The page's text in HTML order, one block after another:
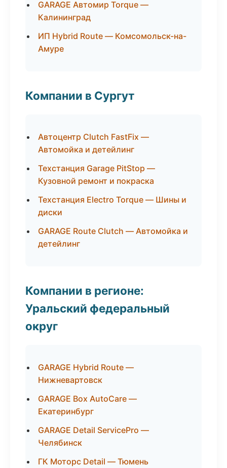
GARAGE Автомир Torque —
Калининград
ИП Hybrid Route — Комсомольск-на-
Амуре
Компании в Сургут
Автоцентр Clutch FastFix —
Автомойка и детейлинг
Техстанция Garage PitStop —
Кузовной ремонт и покраска
Техстанция Electro Torque — Шины и
диски
GARAGE Route Clutch — Автомойка и
детейлинг
Компании в регионе:
Уральский федеральный
округ
GARAGE Hybrid Route —
Нижневартовск
GARAGE Box AutoCare —
Екатеринбург
GARAGE Detail ServicePro —
Челябинск
ГК Моторс Detail — Тюмень